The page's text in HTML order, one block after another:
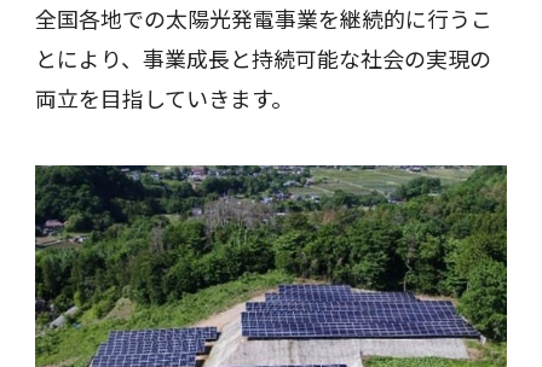
全国各地での太陽光発電事業を継続的に行うこ
とにより、事業成長と持続可能な社会の実現の
両立を目指していきます。